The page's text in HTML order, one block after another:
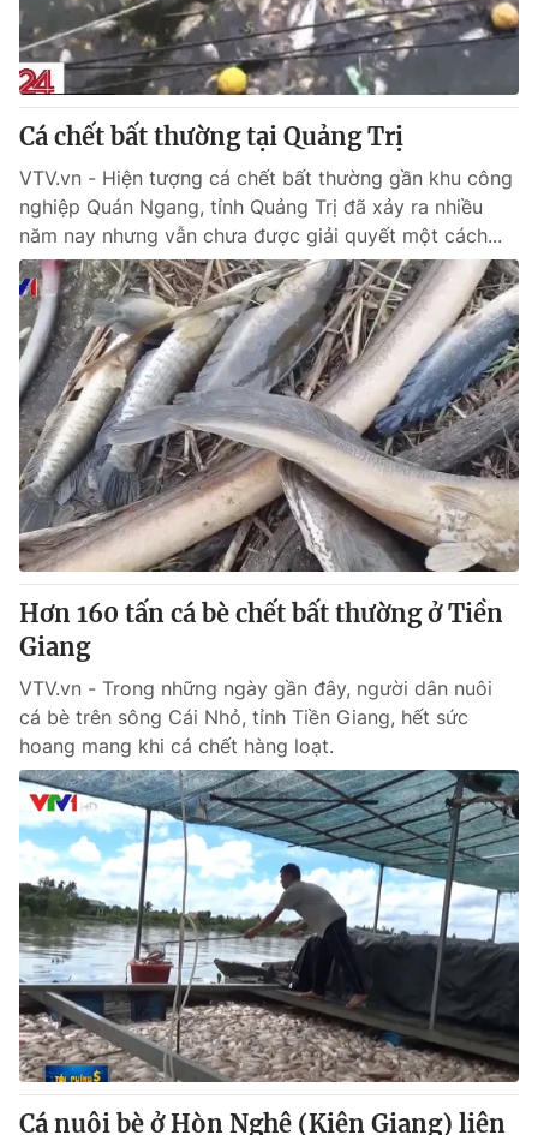
® Cấm sao chép dưới mọi hình thức nếu không có sự chấp
thuận bằng văn bản. Ghi rõ nguồn VTV.vn khi phát hành lại
thông tin từ website này.
Cá chết bất thường tại Quảng Trị
VTV.vn - Hiện tượng cá chết bất thường gần khu công
nghiệp Quán Ngang, tỉnh Quảng Trị đã xảy ra nhiều
năm nay nhưng vẫn chưa được giải quyết một cách...
Hơn 160 tấn cá bè chết bất thường ở Tiền
Giang
VTV.vn - Trong những ngày gần đây, người dân nuôi
cá bè trên sông Cái Nhỏ, tỉnh Tiền Giang, hết sức
hoang mang khi cá chết hàng loạt.
Cá nuôi bè ở Hòn Nghệ (Kiên Giang) liên